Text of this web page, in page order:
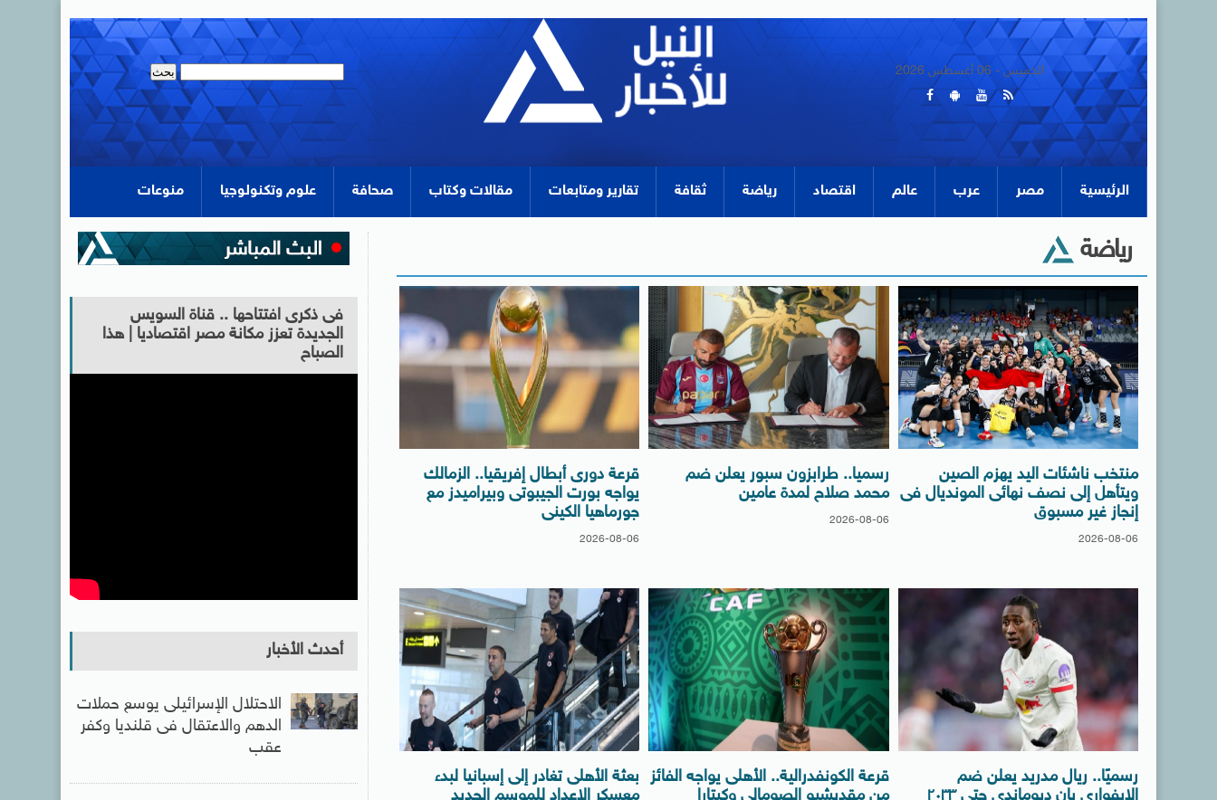
الخميس - 06 أغسطس 2026
الرئيسية مصر عرب عالم اقتصاد رياضة ثقافة تقارير ومتابعات مقالات وكتاب صحافة علوم وتكنولوجيا منوعات
رياضة
منتخب ناشئات اليد يهزم الصين
ويتأهل إلى نصف نهائى المونديال فى
إنجاز غير مسبوق
2026-08-06
رسميا.. طرابزون سبور يعلن ضم
محمد صلاح لمدة عامين
2026-08-06
قرعة دورى أبطال إفريقيا.. الزمالك
يواجه بورت الجيبوتى وبيراميدز مع
جورماهيا الكينى
2026-08-06
رسميًا.. ريال مدريد يعلن ضم
قرعة الكونفدرالية.. الأهلى يواجه الفائز بعثة الأهلى تغادر إلى إسبانيا لبدء
فى ذكرى افتتاحها .. قناة السويس
الجديدة تعزز مكانة مصر اقتصاديا | هذا
الصباح
أحدث الأخبار
الاحتلال الإسرائيلى يوسع حملات
الدهم والاعتقال فى قلنديا وكفر
عقب